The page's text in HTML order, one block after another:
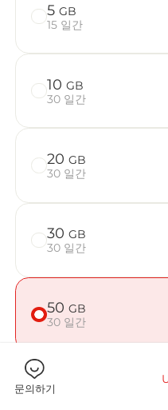
목적
eSIM
데이
5 GB
15 일간
10 GB
30 일간
20 GB
30 일간
30 GB
30 일간
50 GB
30 일간
문의하기